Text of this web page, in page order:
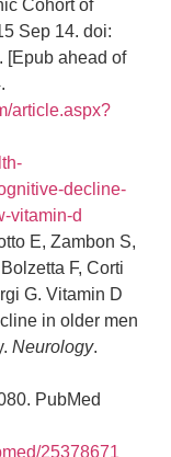
Sep 14. doi:
[Epub ahead of
article.aspx?
decline-
vitamin-d
E, Zambon S,
F, Corti
G. Vitamin D
in older men
Neurology.
PubMed
25378671